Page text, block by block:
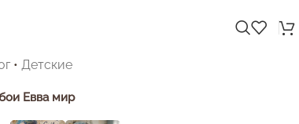
• Детские
Евва мир